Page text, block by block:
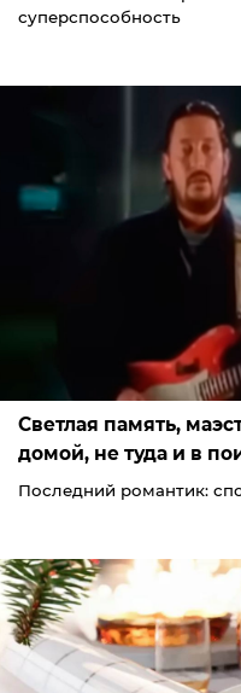
суперспособность
Светлая память,
домой, не туда и в
Последний романтик: